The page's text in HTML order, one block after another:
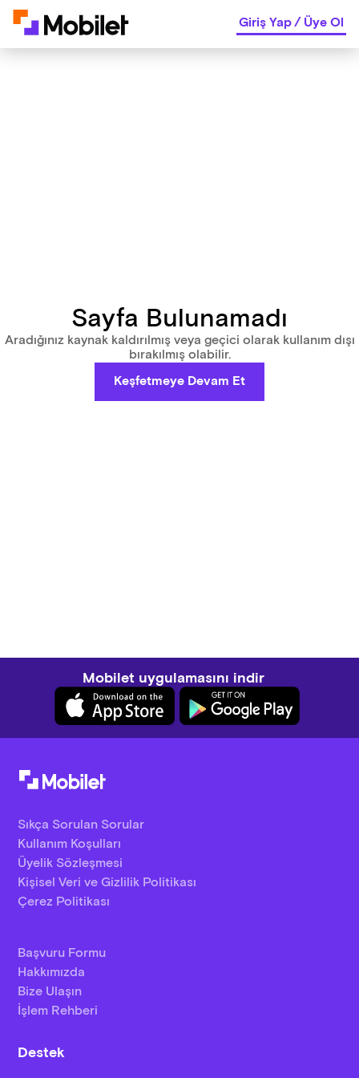
Giriş Yap/Üye Ol
Sayfa Bulunamadı
Aradığınız kaynak kaldırılmış veya geçici olarak kullanım dışı
bırakılmış olabilir.
Keşfetmeye Devam Et
Mobilet uygulamasını indir
Sıkça Sorulan Sorular
Kullanım Koşulları
Üyelik Sözleşmesi
Kişisel Veri ve Gizlilik Politikası
Çerez Politikası
Başvuru Formu
Hakkımızda
Bize Ulaşın
İşlem Rehberi
Destek